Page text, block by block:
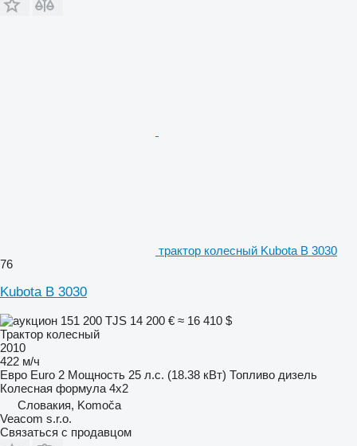
трактор колесный Kubota B 3030
76
Kubota B 3030
151 200 TJS 14 200 € ≈ 16 410 $
Трактор колесный
2010
422 м/ч
Евро Euro 2 Мощность 25 л.с. (18.38 кВт) Топливо дизель
Колесная формула 4x2
Словакия, Komoča
Veacom s.r.o.
Связаться с продавцом